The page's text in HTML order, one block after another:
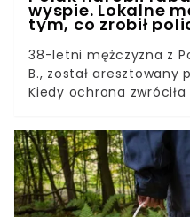
wyspie. Lokalne
tym, co zrobił
38-letni mężczyzna z
B., został aresztowany
Kiedy ochrona
puściły mu nerwy. Nie
ochroniarza, ale i